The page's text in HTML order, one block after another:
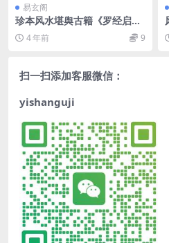
易玄阁
珍本风水堪舆古籍《罗经启
蒙》上中下三卷乾隆抄本136
页精修版
4 年前 9
扫一扫添加客服微信：
yishanguji